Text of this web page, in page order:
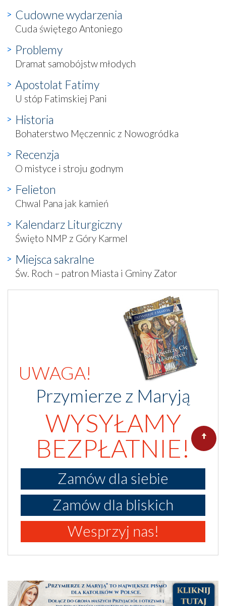
Cudowne wydarzenia
Cuda świętego Antoniego
Problemy
Dramat samobójstw młodych
Apostolat Fatimy
U stóp Fatimskiej Pani
Historia
Bohaterstwo Męczennic z Nowogródka
Recenzja
O mistyce i stroju godnym
Felieton
Chwal Pana jak kamień
Kalendarz Liturgiczny
Święto NMP z Góry Karmel
Miejsca sakralne
Św. Roch – patron Miasta i Gminy Zator
UWAGA!
Przymierze z Maryją
WYSYŁAMY
BEZPŁATNIE!
Zamów dla siebie
Zamów dla bliskich
Wesprzyj nas!